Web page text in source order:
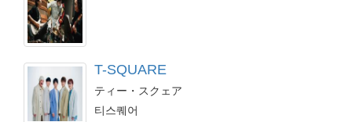
T-SQUARE
ティー・スクェア
티스퀘어